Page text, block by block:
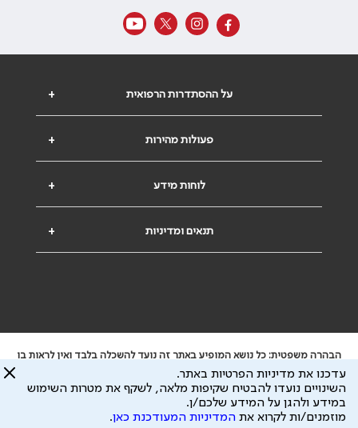
+ על ההסתדרות הרפואית
+ פעולות מהירות
+ לוחות מידע
+ תנאים ומדיניות
הבהרה משפטית: כל נושא המופיע באתר זה נועד להשכלה בלבד ואין לראות בו
ייעוץ רפואי או משפטי. אין הר"י אחראית לתוכן המתפרסם באתר זה ולכל נזק
שעלול להיגרם.
ידוע לי שהר"י אוספת ושומרת מידע אישי לצורך מתן השרות וכי חלק ממנו עשוי
להיות מועבר לצדדים שלישיים, הכל בכפוף למדיניות הפרטיות
עדכנו את מדיניות הפרטיות באתר.
השינויים נועדו להבטיח שקיפות מלאה, לשקף את מטרות השימוש
במידע ולהגן על המידע שלכם/ן.
מוזמנים/ות לקרוא את המדיניות המעודכנת כאן.